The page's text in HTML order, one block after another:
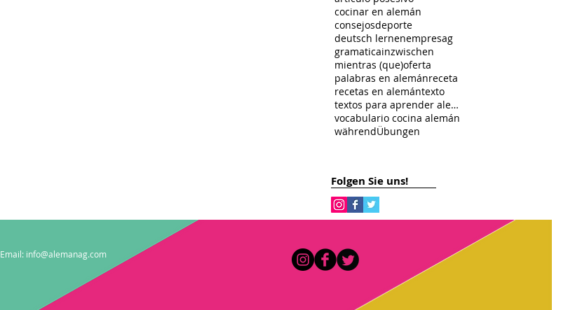
cocinar en alemán
consejosdeporte
deutsch lernenempresag
gramaticainzwischen
mientras (que)oferta
palabras en alemánreceta
recetas en alemántexto
textos para aprender alemán
vocabulario cocina alemán
währendÜbungen
Folgen Sie uns!
Email: info@alemanag.com